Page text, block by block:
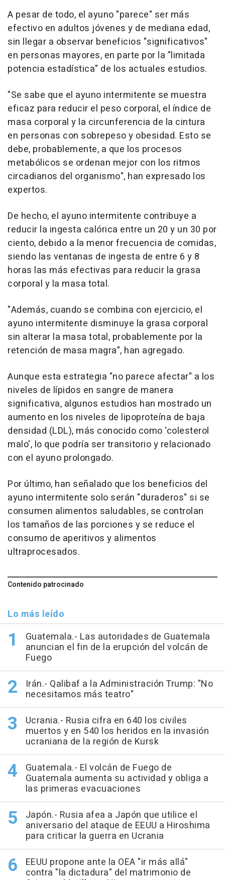
A pesar de todo, el ayuno "parece" ser más
efectivo en adultos jóvenes y de mediana edad,
sin llegar a observar beneficios "significativos"
en personas mayores, en parte por la "limitada
potencia estadística" de los actuales estudios.
"Se sabe que el ayuno intermitente se muestra
eficaz para reducir el peso corporal, el índice de
masa corporal y la circunferencia de la cintura
en personas con sobrepeso y obesidad. Esto se
debe, probablemente, a que los procesos
metabólicos se ordenan mejor con los ritmos
circadianos del organismo", han expresado los
expertos.
De hecho, el ayuno intermitente contribuye a
reducir la ingesta calórica entre un 20 y un 30 por
ciento, debido a la menor frecuencia de comidas,
siendo las ventanas de ingesta de entre 6 y 8
horas las más efectivas para reducir la grasa
corporal y la masa total.
"Además, cuando se combina con ejercicio, el
ayuno intermitente disminuye la grasa corporal
sin alterar la masa total, probablemente por la
retención de masa magra", han agregado.
Aunque esta estrategia "no parece afectar" a los
niveles de lípidos en sangre de manera
significativa, algunos estudios han mostrado un
aumento en los niveles de lipoproteína de baja
densidad (LDL), más conocido como 'colesterol
malo', lo que podría ser transitorio y relacionado
con el ayuno prolongado.
Por último, han señalado que los beneficios del
ayuno intermitente solo serán "duraderos" si se
consumen alimentos saludables, se controlan
los tamaños de las porciones y se reduce el
consumo de aperitivos y alimentos
ultraprocesados.
Contenido patrocinado
Lo más leído
Guatemala.- Las autoridades de Guatemala
anuncian el fin de la erupción del volcán de
Fuego
Irán.- Qalibaf a la Administración Trump: "No
necesitamos más teatro"
Ucrania.- Rusia cifra en 640 los civiles
muertos y en 540 los heridos en la invasión
ucraniana de la región de Kursk
Guatemala.- El volcán de Fuego de
Guatemala aumenta su actividad y obliga a
las primeras evacuaciones
Japón.- Rusia afea a Japón que utilice el
aniversario del ataque de EEUU a Hiroshima
para criticar la guerra en Ucrania
EEUU propone ante la OEA "ir más allá"
contra "la dictadura" del matrimonio de